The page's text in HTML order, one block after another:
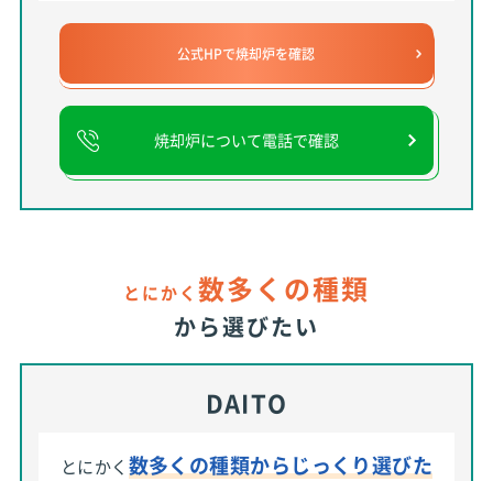
公式HPで焼却炉を確認
焼却炉について電話で確認
とにかく 数多くの種類
から選びたい
DAITO
とにかく 数多くの種類からじっくり選びた